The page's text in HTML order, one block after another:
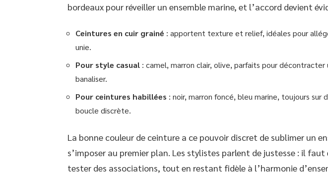
bordeaux pour réveiller un ensemble marine, et l’accord devient
Ceintures en cuir grainé : apportent texture et relief, idéales pour
unie.
Pour style casual : camel, marron clair, olive, parfaits pour décontracter
banaliser.
Pour ceintures habillées : noir, marron foncé, bleu marine, toujours sur
boucle discrète.
La bonne couleur de ceinture a ce pouvoir discret de sublimer un
s’imposer au premier plan. Les stylistes parlent de justesse : il faut
tester des associations, tout en restant fidèle à l’harmonie